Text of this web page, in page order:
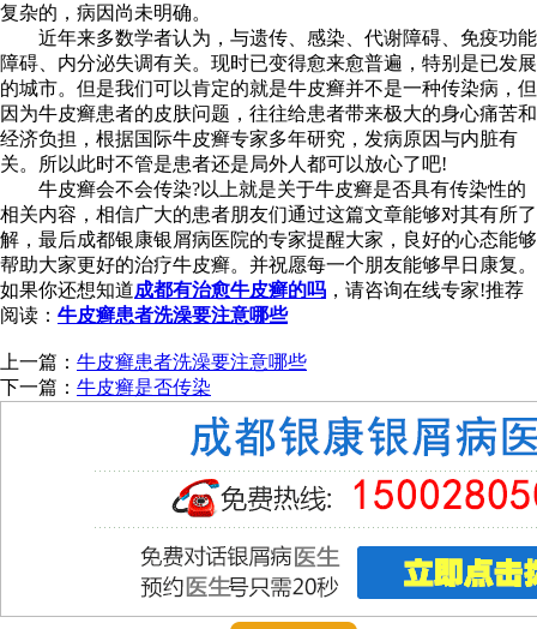
复杂的，病因尚未明确。
近年来多数学者认为，与遗传、感染、代谢障碍、免疫功能
障碍、内分泌失调有关。现时已变得愈来愈普遍，特别是已发展
的城市。但是我们可以肯定的就是牛皮癣并不是一种传染病，但
因为牛皮癣患者的皮肤问题，往往给患者带来极大的身心痛苦和
经济负担，根据国际牛皮癣专家多年研究，发病原因与内脏有
关。所以此时不管是患者还是局外人都可以放心了吧!
牛皮癣会不会传染?以上就是关于牛皮癣是否具有传染性的
相关内容，相信广大的患者朋友们通过这篇文章能够对其有所了
解，最后成都银康银屑病医院的专家提醒大家，良好的心态能够
帮助大家更好的治疗牛皮癣。并祝愿每一个朋友能够早日康复。
如果你还想知道成都有治愈牛皮癣的吗 ，请咨询在线专家!推荐
阅读： 牛皮癣患者洗澡要注意哪些
上一篇： 牛皮癣患者洗澡要注意哪些
下一篇： 牛皮癣是否传染